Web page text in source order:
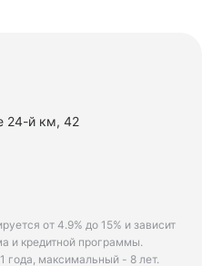
24-й км, 42
от 4.9% до 15% и зависит
и кредитной программы.
года, максимальный - 8 лет.